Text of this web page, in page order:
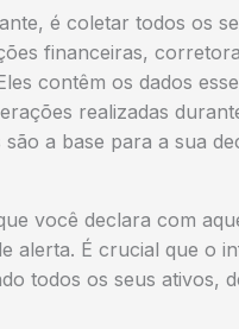
é coletar todos os
financeiras,
contêm os dados
realizadas
a base para a sua
você declara com
alerta. É crucial que o
todos os seus ativos,